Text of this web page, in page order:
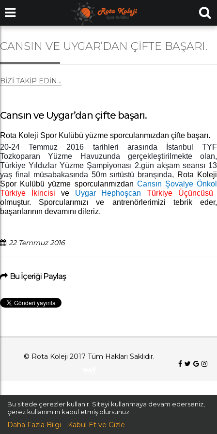
CANSIN VE UYGAR’DAN ÇIFTE BAŞARI.
BIZI TAKIP EDIN...
Cansın ve Uygar’dan çifte başarı.
Rota Koleji Spor Kulübü yüzme sporcularımızdan çifte başarı.
20-24 Temmuz 2016 tarihleri arasında İstanbul TYF
Tozkoparan Yüzme Havuzunda gerçekleştirilmekte olan,
Türkiye Yıldızlar Yüzme Şampiyonası 2.gün akşam seansı 13
yaş final müsabakasında 50m sırtüstü branşında, Rota Koleji
Spor Kulübü yüzme sporcularımızdan Cansın Şovalye Önkol
Türkiye İkincisi
ve Uygar Hephoşcan
Türkiye Üçüncüsü
olmuştur. Sporcularımızı ve antrenörlerimizi tebrik eder,
başarılarının devamını dileriz.
22 Temmuz 2016
Bu İçeriği Paylaş
© Rota Koleji 2017 Tüm Hakları Saklıdır.
Bu sitede çerezler kullanır. Siteyi kullanmaya devam ederseniz,
çerez kullanımını kabul etmiş olursunuz.
Daha Fazla Bilgi Kabul Et ve Gizle